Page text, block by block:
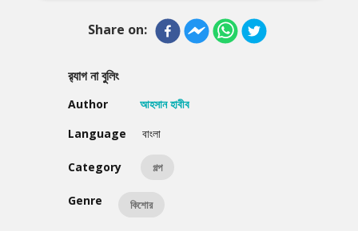
Share on:
র‍্যাগ না বুলিং
Author
আহসান হাবীব
Language
বাংলা
Category গল্প
Genre কিশোর